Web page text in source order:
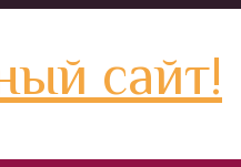
сайт!